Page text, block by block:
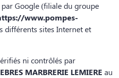
Google (filiale du groupe
www.pompes-
différents sites Internet et
ni contrôlés par
MARBRERIE LEMIERE au